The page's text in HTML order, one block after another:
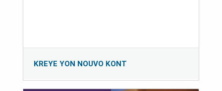
KREYE YON NOUVO KONT